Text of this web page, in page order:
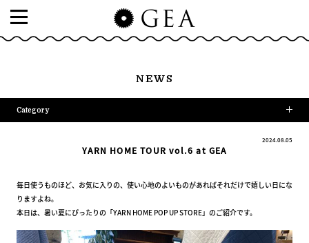
NEWS
Category
2024.08.05
YARN HOME TOURvol.6 at GEA
毎日使うものほど、お気に入りの、使い心地のよいものがあればそれだけで嬉しい日にな
りますよね。
本日は、暑い夏にぴったりの「YARN HOME POP UP STORE」のご紹介です。